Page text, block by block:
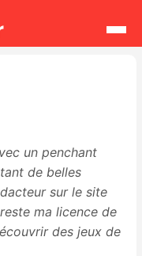
un penchant
de belles
sur le site
ma licence de
des jeux de